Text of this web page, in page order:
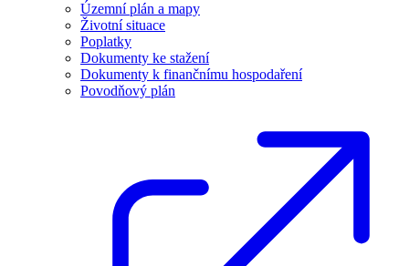
Územní plán a mapy
Životní situace
Poplatky
Dokumenty ke stažení
Dokumenty k finančnímu hospodaření
Povodňový plán